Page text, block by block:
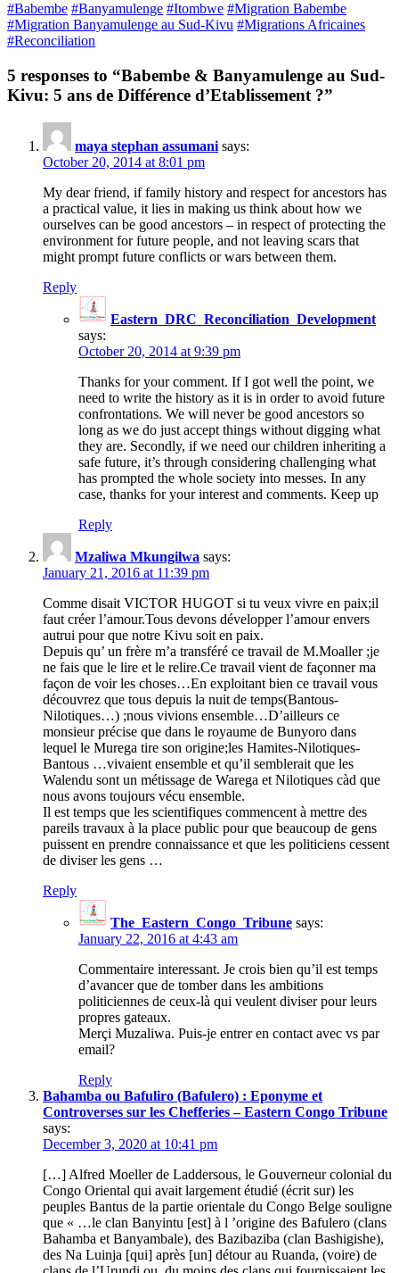
#Babembe #Banyamulenge #Itombwe #Migration Babembe
#Migration Banyamulenge au Sud-Kivu #Migrations Africaines
#Reconciliation
5 responses to “Babembe & Banyamulenge au Sud-
Kivu: 5 ans de Différence d’Etablissement ?”
maya stephan assumani says:
October 20, 2014 at 8:01 pm
My dear friend, if family history and respect for ancestors has
a practical value, it lies in making us think about how we
ourselves can be good ancestors – in respect of protecting the
environment for future people, and not leaving scars that
might prompt future conflicts or wars between them.
Reply
Eastern_DRC_Reconciliation_Development
says:
October 20, 2014 at 9:39 pm
Thanks for your comment. If I got well the point, we
need to write the history as it is in order to avoid future
confrontations. We will never be good ancestors so
long as we do just accept things without digging what
they are. Secondly, if we need our children inheriting a
safe future, it’s through considering challenging what
has prompted the whole society into messes. In any
case, thanks for your interest and comments. Keep up
Reply
Mzaliwa Mkungilwa says:
January 21, 2016 at 11:39 pm
Comme disait VICTOR HUGOT si tu veux vivre en paix;il
faut créer l’amour.Tous devons développer l’amour envers
autrui pour que notre Kivu soit en paix.
Depuis qu’ un frère m’a transféré ce travail de M.Moaller ;je
ne fais que le lire et le relire.Ce travail vient de façonner ma
façon de voir les choses…En exploitant bien ce travail vous
découvrez que tous depuis la nuit de temps(Bantous-
Nilotiques…) ;nous vivions ensemble…D’ailleurs ce
monsieur précise que dans le royaume de Bunyoro dans
lequel le Murega tire son origine;les Hamites-Nilotiques-
Bantous …vivaient ensemble et qu’il semblerait que les
Walendu sont un métissage de Warega et Nilotiques càd que
nous avons toujours vécu ensemble.
Il est temps que les scientifiques commencent à mettre des
pareils travaux à la place public pour que beaucoup de gens
puissent en prendre connaissance et que les politiciens cessent
de diviser les gens …
Reply
The_Eastern_Congo_Tribune says:
January 22, 2016 at 4:43 am
Commentaire interessant. Je crois bien qu’il est temps
d’avancer que de tomber dans les ambitions
politiciennes de ceux-là qui veulent diviser pour leurs
propres gateaux.
Merçi Muzaliwa. Puis-je entrer en contact avec vs par
email?
Reply
Bahamba ou Bafuliro (Bafulero) : Eponyme et
Controverses sur les Chefferies – Eastern Congo Tribune
says:
December 3, 2020 at 10:41 pm
[…] Alfred Moeller de Laddersous, le Gouverneur colonial du
Congo Oriental qui avait largement étudié (écrit sur) les
peuples Bantus de la partie orientale du Congo Belge souligne
que « …le clan Banyintu [est] à l ’origine des Bafulero (clans
Bahamba et Banyambale), des Bazibaziba (clan Bashigishe),
des Na Luinja [qui] après [un] détour au Ruanda, (voire) de